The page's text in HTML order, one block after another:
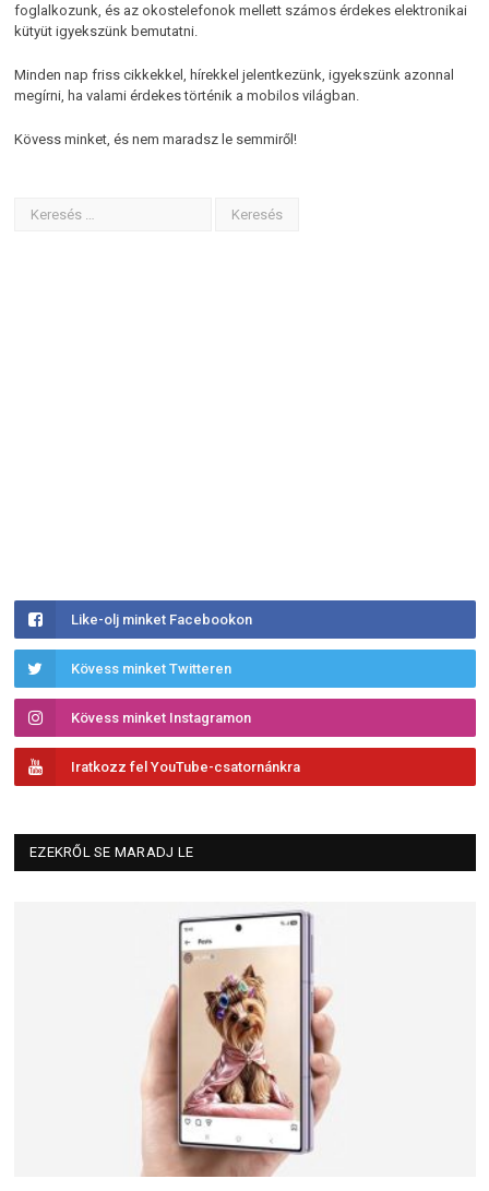
foglalkozunk, és az okostelefonok mellett számos érdekes elektronikai
kütyüt igyekszünk bemutatni.
Minden nap friss cikkekkel, hírekkel jelentkezünk, igyekszünk azonnal
megírni, ha valami érdekes történik a mobilos világban.
Kövess minket, és nem maradsz le semmiről!
Like-olj minket Facebookon
Kövess minket Twitteren
Kövess minket Instagramon
Iratkozz fel YouTube-csatornánkra
EZEKRŐL SE MARADJ LE